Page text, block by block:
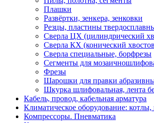
Плашки
Развёртки, зенкера, зенковки
Резцы, пластины
Сверлa ЦХ (цилиндрический
Сверла КХ (конический
Сверла специальные, борфрезы
Сегменты для
Фрезы
Шарошки для правки
Шкурка шлифовальная, лента
Кабель, провод, кабельная арматура
Климатическое оборудование:
Компрессоры. Пневматика